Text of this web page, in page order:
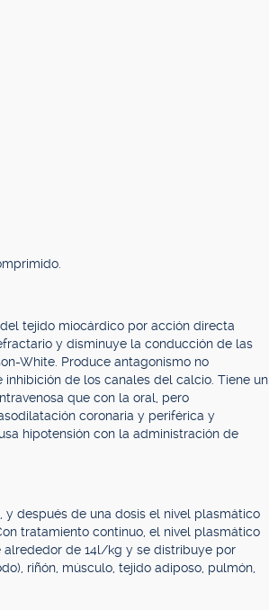
tejido miocárdico por acción directa
y disminuye la conducción de las
White. Produce antagonismo no
de los canales del calcio. Tiene un
que con la oral, pero
coronaria y periférica y
hipotensión con la administración de
después de una dosis el nivel plasmático
tratamiento continuo, el nivel plasmático
de 14l/kg y se distribuye por
riñón, músculo, tejido adiposo, pulmón,